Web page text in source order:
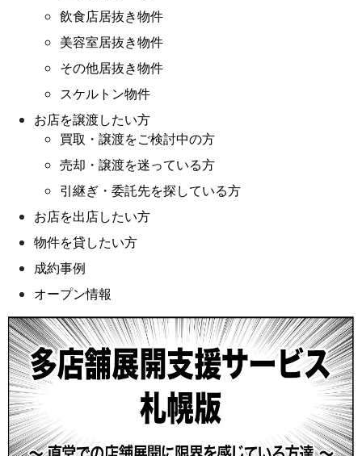
飲食店居抜き物件
美容室居抜き物件
その他居抜き物件
スケルトン物件
お店を譲渡したい方
買取・譲渡をご検討中の方
売却・譲渡を迷っている方
引継ぎ・委託先を探している方
お店を出店したい方
物件を貸したい方
成約事例
オープン情報